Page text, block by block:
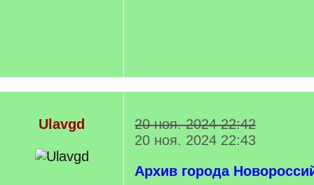
Ulavgd
20 ноя. 2024 22:42
20 ноя. 2024 22:43
Архив города